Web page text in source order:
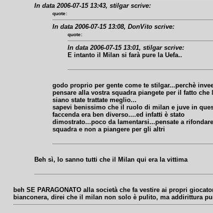
In data 2006-07-15 13:43, stilgar scrive:
quote:
In data 2006-07-15 13:08, DonVito scrive:
quote:
In data 2006-07-15 13:01, stilgar scrive:
E intanto il Milan si farà pure la Uefa..
godo proprio per gente come te stilgar...perchè
pensare alla vostra squadra piangete per il fatto che
siano state trattate meglio...
sapevi benissimo che il ruolo di milan e juve in
faccenda era ben diverso....ed infatti è stato
dimostrato...poco da lamentarsi...pensate a
squadra e non a piangere per gli altri
Beh sì, lo sanno tutti che il Milan qui era la vittima
beh SE PARAGONATO alla società che fa vestire ai propri
bianconera, direi che il milan non solo è pulito, ma addirittura